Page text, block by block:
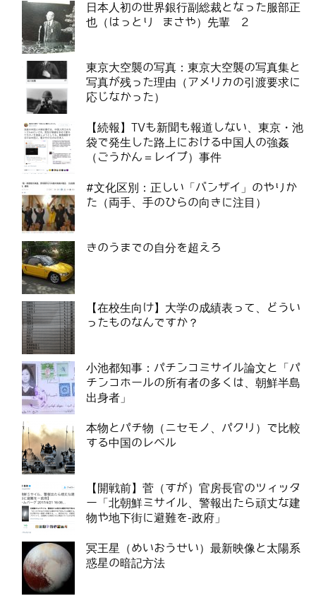
日本人初の世界銀行副総裁となった服部正
也（はっとり まさや）先輩 2
東京大空襲の写真：東京大空襲の写真集と
写真が残った理由（アメリカの引渡要求に
応じなかった）
【続報】TVも新聞も報道しない、東京・池
袋で発生した路上における中国人の強姦
（ごうかん＝レイプ）事件
#文化区別：正しい「バンザイ」のやりか
た（両手、手のひらの向きに注目）
きのうまでの自分を超えろ
【在校生向け】大学の成績表って、どうい
ったものなんですか？
小池都知事：パチンコミサイル論文と「パ
チンコホールの所有者の多くは、朝鮮半島
出身者」
本物とパチ物（ニセモノ、パクリ）で比較
する中国のレベル
【開戦前】菅（すが）官房長官のツィッタ
ー「北朝鮮ミサイル、警報出たら頑丈な建
物や地下街に避難を-政府」
冥王星（めいおうせい）最新映像と太陽系
惑星の暗記方法